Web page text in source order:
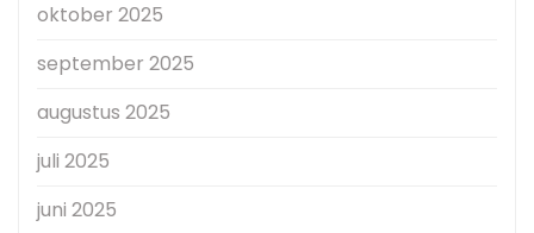
oktober 2025
september 2025
augustus 2025
juli 2025
juni 2025